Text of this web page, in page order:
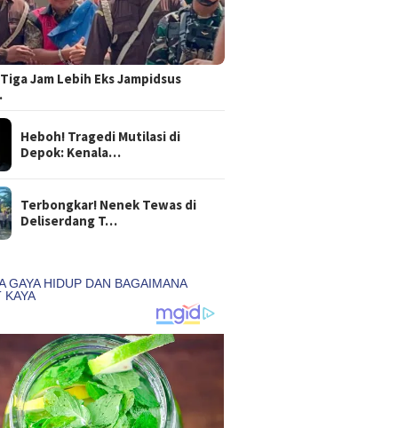
Jam Lebih Eks Jampidsus
Heboh! Tragedi Mutilasi di
Depok: Kenala…
Terbongkar! Nenek Tewas di
Deliserdang T…